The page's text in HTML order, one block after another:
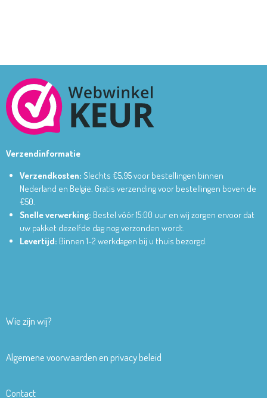
Verzendinformatie
Verzendkosten: Slechts €5,95 voor bestellingen binnen
Nederland en België. Gratis verzending voor bestellingen boven de
€50.
Snelle verwerking: Bestel vóór 15:00 uur en wij zorgen ervoor dat
uw pakket dezelfde dag nog verzonden wordt.
Levertijd: Binnen 1-2 werkdagen bij u thuis bezorgd.
Wie zijn wij?
Algemene voorwaarden en privacy beleid
Contact